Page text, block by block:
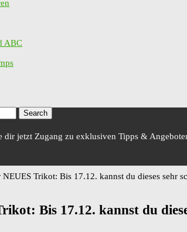
ABC
Search
dir jetzt Zugang zu exklusiven Tipps &
NEUES Trikot: Bis 17.12. kannst du dieses sehr
Bis 17.12. kannst du